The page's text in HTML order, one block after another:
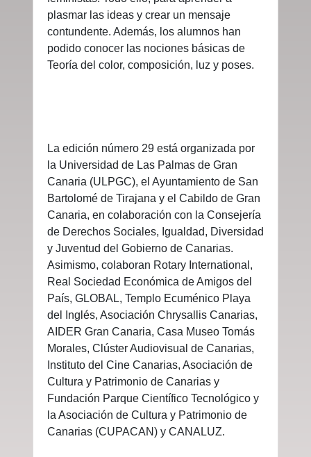
plasmar las ideas y crear un mensaje
contundente. Además, los alumnos han
podido conocer las nociones básicas de
Teoría del color, composición, luz y poses.
La edición número 29 está organizada por
la Universidad de Las Palmas de Gran
Canaria (ULPGC), el Ayuntamiento de San
Bartolomé de Tirajana y el Cabildo de Gran
Canaria, en colaboración con la Consejería
de Derechos Sociales, Igualdad, Diversidad
y Juventud del Gobierno de Canarias.
Asimismo, colaboran Rotary International,
Real Sociedad Económica de Amigos del
País, GLOBAL, Templo Ecuménico Playa
del Inglés, Asociación Chrysallis Canarias,
AIDER Gran Canaria, Casa Museo Tomás
Morales, Clúster Audiovisual de Canarias,
Instituto del Cine Canarias, Asociación de
Cultura y Patrimonio de Canarias y
Fundación Parque Científico Tecnológico y
la Asociación de Cultura y Patrimonio de
Canarias (CUPACAN) y CANALUZ.